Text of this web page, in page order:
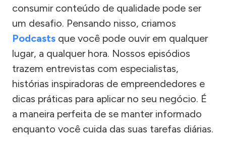
consumir conteúdo de qualidade pode ser
um desafio. Pensando nisso, criamos
Podcasts que você pode ouvir em qualquer
lugar, a qualquer hora. Nossos episódios
trazem entrevistas com especialistas,
histórias inspiradoras de empreendedores e
dicas práticas para aplicar no seu negócio. É
a maneira perfeita de se manter informado
enquanto você cuida das suas tarefas diárias.